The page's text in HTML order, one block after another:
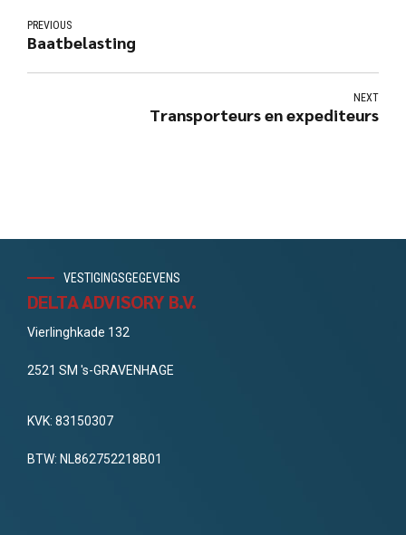
PREVIOUS
Baatbelasting
NEXT
Transporteurs en expediteurs
VESTIGINGSGEGEVENS
DELTA ADVISORY B.V.
Vierlinghkade 132
2521 SM 's-GRAVENHAGE
KVK: 83150307
BTW: NL862752218B01